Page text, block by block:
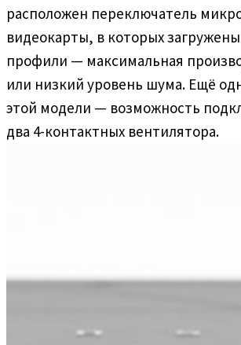
расположен переключатель
видеокарты, в которых
профили — максимальная
или низкий уровень шума. Ещё
этой модели — возможность
два 4-контактных вентилятора.